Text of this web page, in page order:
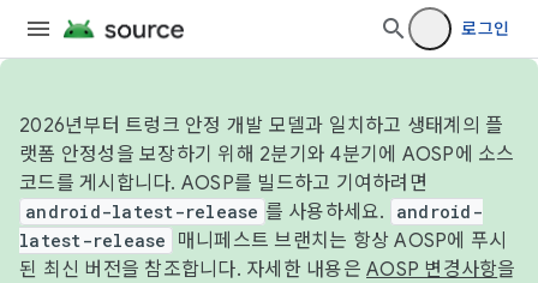
로그인
2026년부터 트렁크 안정 개발 모델과 일치하고 생태계의 플
랫폼 안정성을 보장하기 위해 2분기와 4분기에 AOSP에 소스
코드를 게시합니다. AOSP를 빌드하고 기여하려면
android-latest-release 를 사용하세요.
android-
latest-release
매니페스트 브랜치는 항상 AOSP에 푸시
된 최신 버전을 참조합니다. 자세한 내용은 AOSP 변경사항을